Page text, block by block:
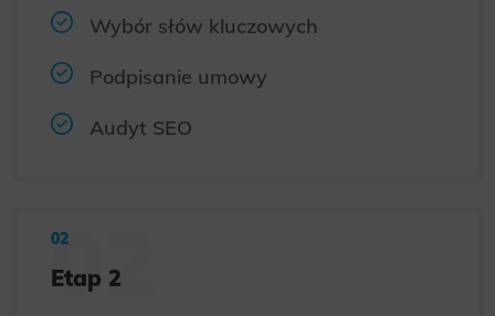
Wybór słów kluczowych
Podpisanie umowy
Audyt SEO
Etap 2